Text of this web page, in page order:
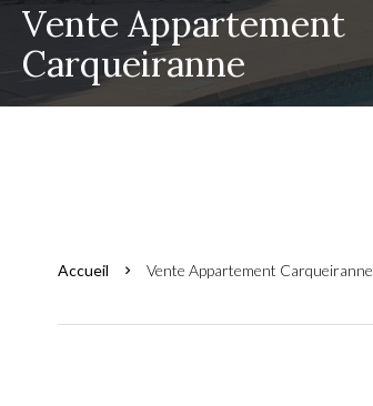
Vente Appartement
Carqueiranne
Accueil Vente Appartement